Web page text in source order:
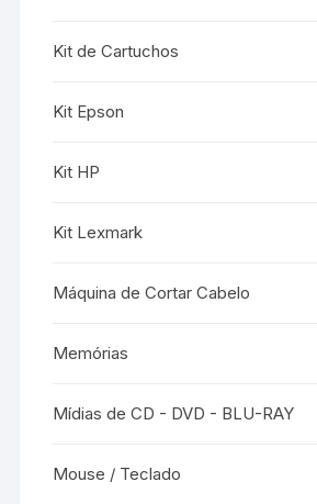
Kit de Cartuchos
Kit Epson
Kit HP
Kit Lexmark
Máquina de Cortar Cabelo
Memórias
Mídias de CD - DVD - BLU-RAY
Mouse / Teclado